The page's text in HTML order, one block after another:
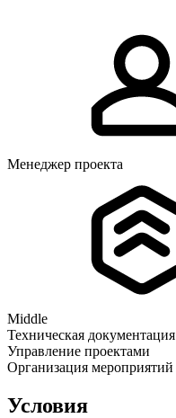
Менеджер проекта
Middle
Техническая документация
Управление проектами
Организация мероприятий
Условия